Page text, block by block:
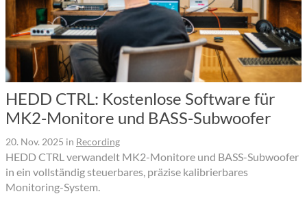
HEDD CTRL: Kostenlose Software für
MK2-Monitore und BASS-Subwoofer
20. Nov. 2025 in Recording
HEDD CTRL verwandelt MK2-Monitore und BASS-Subwoofer
in ein vollständig steuerbares, präzise kalibrierbares
Monitoring-System.